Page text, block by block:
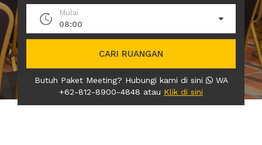
Mulai
08:00
CARI RUANGAN
Butuh Paket Meeting? Hubungi kami di sini
WA
+62-812-8900-4848 atau Klik di sini